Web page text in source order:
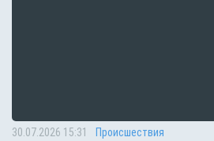
30.07.2026 15:31 Происшествия